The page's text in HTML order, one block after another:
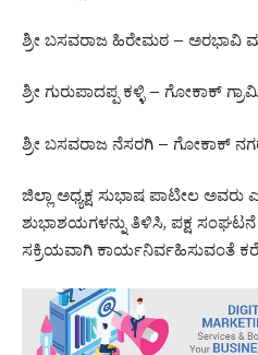
ಶ್ರೀ ಬಸವರಾಜ ಹಿರೇಮಠ – ಅರಭಾವಿ
ಶ್ರೀ ಗುರುಪಾದಪ್ಪ ಕಳ್ಳಿ – ಗೋಕಾಕ್
ಶ್ರೀ ಬಸವರಾಜ ನೆಸರಗಿ – ಗೋಕಾಕ್
ಜಿಲ್ಲಾ ಅಧ್ಯಕ್ಷ ಸುಭಾಷ ಪಾಟೀಲ ಅವರು
ಶುಭಾಶಯಗಳನ್ನು ತಿಳಿಸಿ, ಪಕ್ಷ
ಸಕ್ರಿಯವಾಗಿ ಕಾರ್ಯನಿರ್ವಹಿಸುವಂತೆ ಕರೆ